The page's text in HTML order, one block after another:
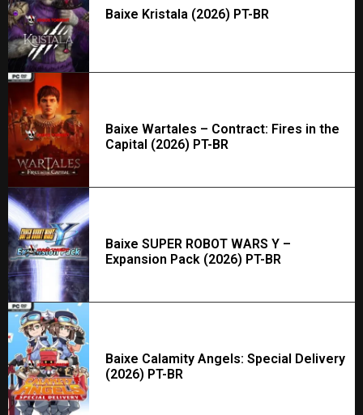
Baixe Kristala (2026) PT-BR
Baixe Wartales – Contract: Fires in the
Capital (2026) PT-BR
Baixe SUPER ROBOT WARS Y –
Expansion Pack (2026) PT-BR
Baixe Calamity Angels: Special Delivery
(2026) PT-BR